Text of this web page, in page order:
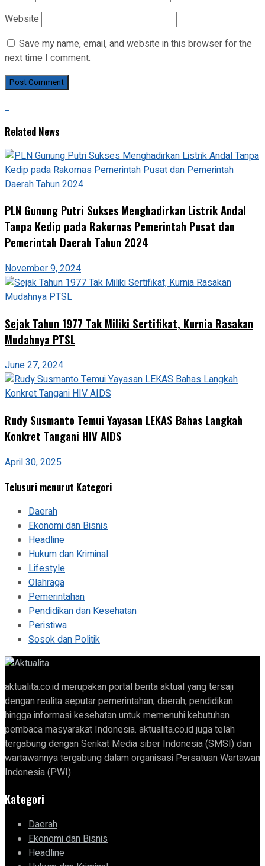
Website
Save my name, email, and website in this browser for the
next time I comment.
Related News
PLN Gunung Putri Sukses Menghadirkan Listrik Andal
Tanpa Kedip pada Rakornas Pemerintah Pusat dan
Pemerintah Daerah Tahun 2024
November 9, 2024
Sejak Tahun 1977 Tak Miliki Sertifikat, Kurnia Rasakan
Mudahnya PTSL
June 27, 2024
Rudy Susmanto Temui Yayasan LEKAS Bahas Langkah
Konkret Tangani HIV AIDS
April 30, 2025
Telusuri menurut Kategori
Daerah
Ekonomi dan Bisnis
Headline
Hukum dan Kriminal
Lifestyle
Olahraga
Pemerintahan
Pendidikan dan Kesehatan
Peristiwa
Sosok dan Politik
aktualita.co.id merupakan portal berita aktual yang tersaji
dengan realita seputar pemerintahan, daerah, pendidikan
hingga informasi kesehatan untuk memenuhi kebutuhan
pembaca masyarakat Indonesia. aktualita.co.id juga telah
tergabung dengan Serikat Media siber Indonesia (SMSI) dan
wartawannya tergabung dalam organisasi Persatuan Wartawan
Indonesia (PWI).
Kategori
Daerah
Ekonomi dan Bisnis
Headline